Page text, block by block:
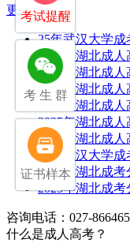
更多>>
25年武汉大学
2025年湖北成
2025年湖北成
2025年湖北成
2025年湖北成
2025年湖北成
2025年湖北成
25年武汉大学
2025年湖北成
2025年湖北成
咨询电话：027-
什么是成人高考？
考试提醒
考 生 群
证书样本